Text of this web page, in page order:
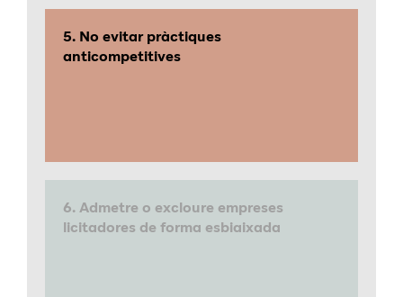
5. No evitar pràctiques
anticompetitives
6. Admetre o excloure empreses
licitadores de forma esbiaixada